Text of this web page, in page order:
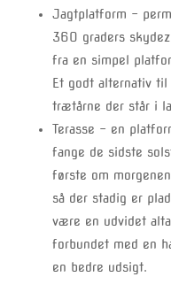
Jagtplatform –
360 graders
fra en simpel
Et godt alternativ
trætårne der står i
Terasse – en
fange de sidste
første om
så der stadig er
være en udvidet
forbundet med en
en bedre udsigt.